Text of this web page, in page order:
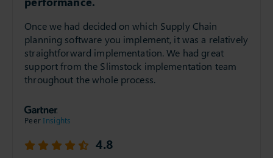
Once we had decided on which Supply Chain
planning software you implement, it was a relatively
straightforward implementation. We had great
support from the Slimstock implementation team
throughout the whole process.
4.8